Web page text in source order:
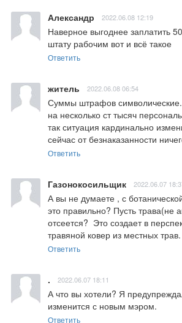
Александр 2022.06.08 12:19
Наверное выгоднее заплатить
штату рабочим вот и всё такое
Ответить
житель 2022.06.08 06:54
Суммы штрафов
на несколько ст тысяч
так ситуация кардинально
сейчас от безнаказанности
Ответить
Газонокосильщик 2022.06.07
А вы не думаете , с
это правильно? Пусть трава(не
отсеется?  Это создает в
травяной ковер из местных трав.
Ответить
. 2022.06.07 18:11
А что вы хотели? Я
изменится с новым мэром.
Ответить